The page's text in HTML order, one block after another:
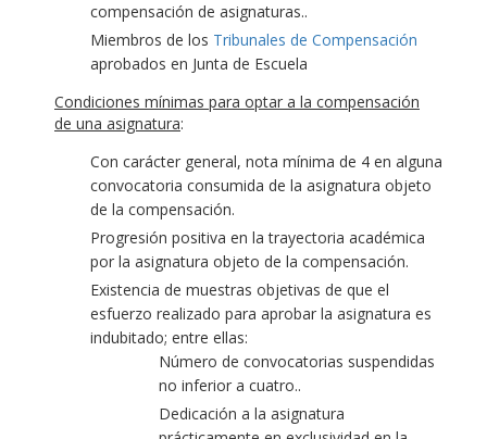
compensación de asignaturas..
Miembros de los Tribunales de Compensación
aprobados en Junta de Escuela
Condiciones mínimas para optar a la compensación
de una asignatura:
Con carácter general, nota mínima de 4 en alguna
convocatoria consumida de la asignatura objeto
de la compensación.
Progresión positiva en la trayectoria académica
por la asignatura objeto de la compensación.
Existencia de muestras objetivas de que el
esfuerzo realizado para aprobar la asignatura es
indubitado; entre ellas:
Número de convocatorias suspendidas
no inferior a cuatro..
Dedicación a la asignatura